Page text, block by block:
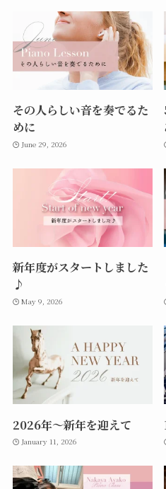
その人らしい音を奏でるた
めに
June 29, 2026
新年度がスタートしました
♪
May 9, 2026
2026年〜新年を迎えて
January 11, 2026